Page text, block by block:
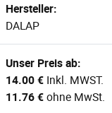
Hersteller:
DALAP
Unser Preis ab:
14.00 € Inkl. MWST.
11.76 €ohne MwSt.